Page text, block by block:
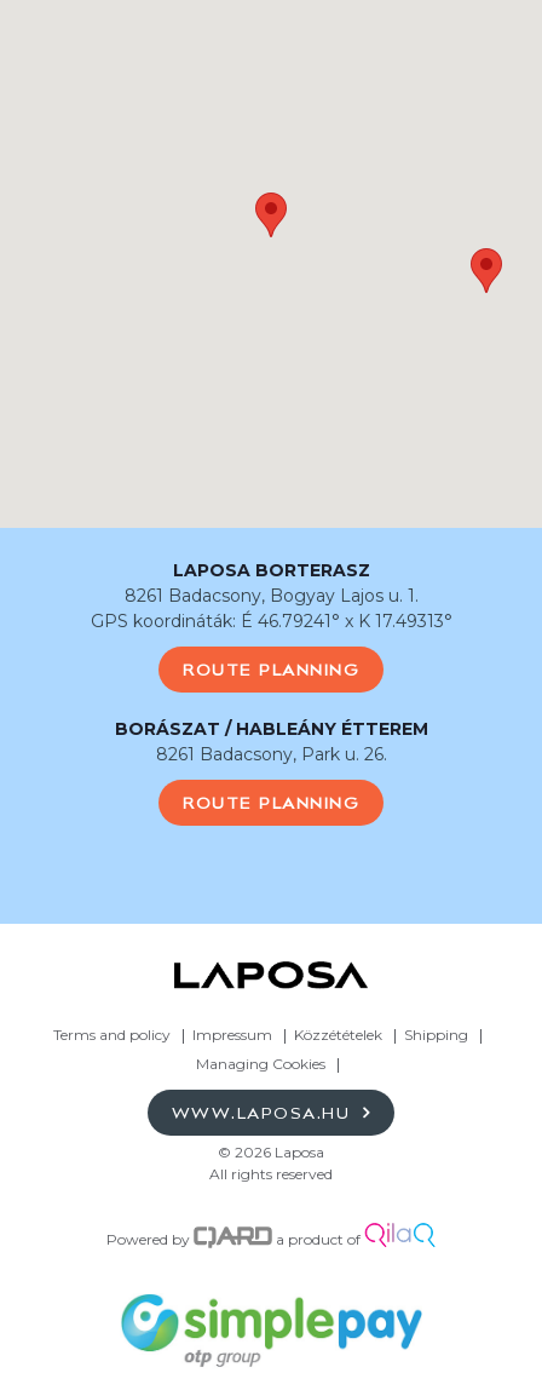
LAPOSA BORTERASZ
8261 Badacsony, Bogyay Lajos u. 1.
GPS koordináták: É 46.79241° x K 17.49313°
ROUTE PLANNING
BORÁSZAT / HABLEÁNY ÉTTEREM
8261 Badacsony, Park u. 26.
ROUTE PLANNING
Terms and policy Impressum Közzétételek
Shipping
Managing Cookies
WWW.LAPOSA.HU
© 2026 Laposa
All rights reserved
Powered by a product of